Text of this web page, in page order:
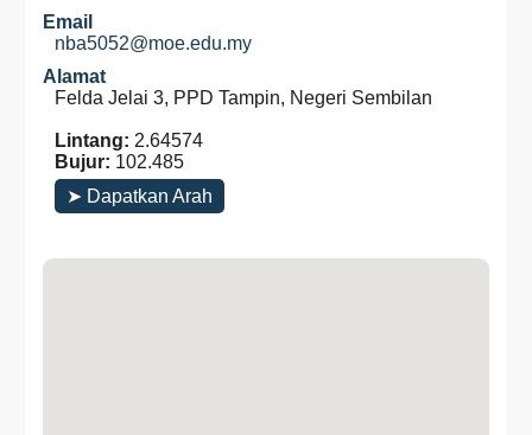
Email
nba5052@moe.edu.my
Alamat
Felda Jelai 3, PPD Tampin, Negeri Sembilan
Lintang: 2.64574
Bujur: 102.485
➤ Dapatkan Arah